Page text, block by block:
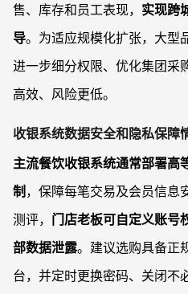
售、库存和员工表现， 实现跨
导。为适应规模化扩张，大型
进一步细分权限、优化集团采
高效、风险更低。
收银系统数据安全和隐私保障
主流餐饮收银系统通常部署高
制 ，保障每笔交易及会员信息
测评， 门店老板可自定义账号
部数据泄露。建议选购具备正
台，并定时更换密码、关闭不